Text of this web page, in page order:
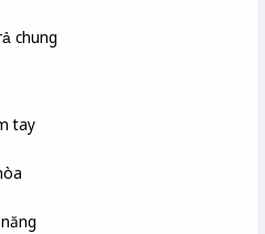
chung
tay